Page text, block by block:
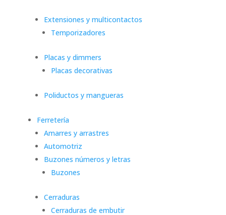
Extensiones y multicontactos
Temporizadores
Placas y dimmers
Placas decorativas
Poliductos y mangueras
Ferretería
Amarres y arrastres
Automotriz
Buzones números y letras
Buzones
Cerraduras
Cerraduras de embutir